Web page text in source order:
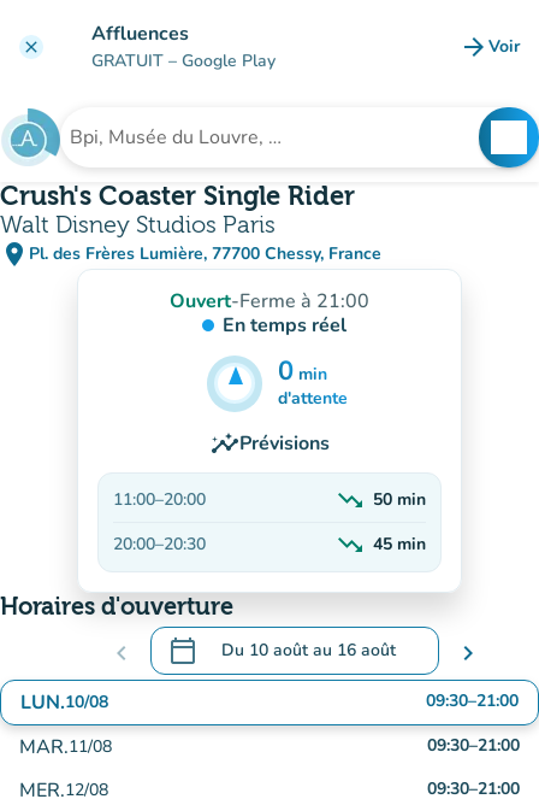
clear Affluences
GRATUIT – Google Play arrow_forward Voir
Rechercher un établissement
Crush's Coaster Single Rider
Walt Disney Studios Paris
place Pl. des Frères Lumière, 77700 Chessy, France
(ouvrir dans Google Maps)
(nouvel onglet)
Ouvert-Ferme à 21:00
En temps réel
0 min
1hmin
d'attente
insightsPrévisions
11:00–20:00 trending_down 50 min
20:00–20:30 trending_down
En baisse
45 min
Horaires d'ouverture
chevron_left calendar_today Du 10 aoûtau 16 août
.Ouvrir le calendrier pour changer de
chevron_right
LUN.10/08 09:30–21:00
MAR.11/08 09:30–21:00
MER.12/08 09:30–21:00